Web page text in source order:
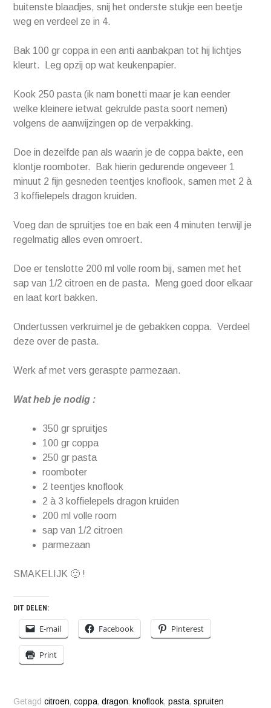
buitenste blaadjes, snij het onderste stukje een beetje
weg en verdeel ze in 4.
Bak 100 gr coppa in een anti aanbakpan tot hij lichtjes
kleurt. Leg opzij op wat keukenpapier.
Kook 250 pasta (ik nam bonetti maar je kan eender
welke kleinere ietwat gekrulde pasta soort nemen)
volgens de aanwijzingen op de verpakking.
Doe in dezelfde pan als waarin je de coppa bakte, een
klontje roomboter. Bak hierin gedurende ongeveer 1
minuut 2 fijn gesneden teentjes knoflook, samen met 2 à
3 koffielepels dragon kruiden.
Voeg dan de spruitjes toe en bak een 4 minuten terwijl je
regelmatig alles even omroert.
Doe er tenslotte 200 ml volle room bij, samen met het
sap van 1/2 citroen en de pasta. Meng goed door elkaar
en laat kort bakken.
Ondertussen verkruimel je de gebakken coppa. Verdeel
deze over de pasta.
Werk af met vers geraspte parmezaan.
Wat heb je nodig :
350 gr spruitjes
100 gr coppa
250 gr pasta
roomboter
2 teentjes knoflook
2 à 3 koffielepels dragon kruiden
200 ml volle room
sap van 1/2 citroen
parmezaan
SMAKELIJK 🙂 !
DIT DELEN:
E-mail Facebook Pinterest
Print
Getagdcitroen,coppa,dragon, knoflook,pasta,spruiten